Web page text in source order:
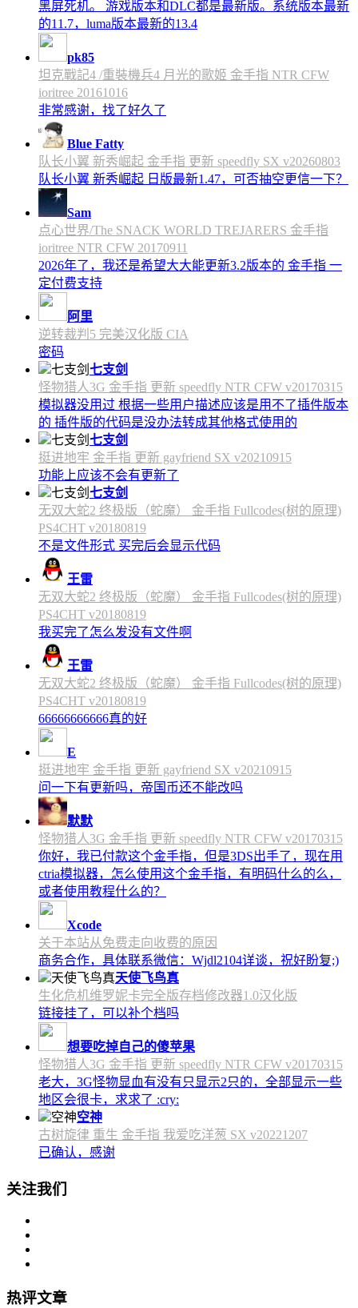
黑屏死机。 游戏版本和DLC都是最新版。系统版本最新
的11.7，luma版本最新的13.4
pk85
坦克戰記4 /重裝機兵4 月光的歌姬 金手指 NTR CFW
ioritree 20161016
非常感谢，找了好久了
Blue Fatty
队长小翼 新秀崛起 金手指 更新 speedfly SX v20260803
队长小翼 新秀崛起 日版最新1.47，可否抽空更信一下？
Sam
点心世界/The SNACK WORLD TREJARERS 金手指
ioritree NTR CFW 20170911
2026年了，我还是希望大大能更新3.2版本的 金手指 一
定付费支持
阿里
逆转裁判5 完美汉化版 CIA
密码
七支剑
怪物猎人3G 金手指 更新 speedfly NTR CFW v20170315
模拟器没用过 根据一些用户描述应该是用不了插件版本
的 插件版的代码是没办法转成其他格式使用的
七支剑
挺进地牢 金手指 更新 gayfriend SX v20210915
功能上应该不会有更新了
七支剑
无双大蛇2 终极版（蛇魔） 金手指 Fullcodes(树的原理)
PS4CHT v20180819
不是文件形式 买完后会显示代码
王雷
无双大蛇2 终极版（蛇魔） 金手指 Fullcodes(树的原理)
PS4CHT v20180819
我买完了怎么发没有文件啊
王雷
无双大蛇2 终极版（蛇魔） 金手指 Fullcodes(树的原理)
PS4CHT v20180819
66666666666真的好
E
挺进地牢 金手指 更新 gayfriend SX v20210915
问一下有更新吗，帝国币还不能改吗
默默
怪物猎人3G 金手指 更新 speedfly NTR CFW v20170315
你好，我已付款这个金手指，但是3DS出手了，现在用
ctria模拟器，怎么使用这个金手指，有明码什么的么，
或者使用教程什么的？
Xcode
关于本站从免费走向收费的原因
商务合作，具体联系微信：Wjdl2104详谈，祝好盼复;)
天使飞鸟真
生化危机维罗妮卡完全版存档修改器1.0汉化版
链接挂了，可以补个档吗
想要吃掉自己的傻苹果
怪物猎人3G 金手指 更新 speedfly NTR CFW v20170315
老大，3G怪物显血有没有只显示2只的，全部显示一些
地区会很卡，求求了 :cry:
空神
古树旋律 重生 金手指 我爱吃洋葱 SX v20221207
已确认，感谢
关注我们
热评文章